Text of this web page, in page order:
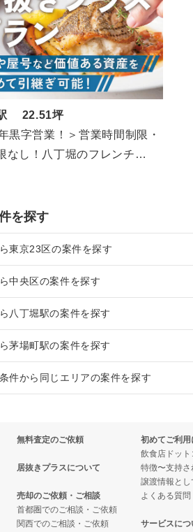
22.51坪
黒字営業！＞営業時間制限・
なし！八丁堀のフレンチ
を探す
東京23区の案件を探す
区のラーメンの居抜き売却物件の案件一
区のフランス料理の居抜き売却物件の案
区のイタリア料理の居抜き売却物件の案
区の中華の居抜き売却物件の案件一覧
区の寿司の居抜き売却物件の案件一覧
23区の焼肉の居抜き売却物件の案件一覧
23区の鉄板焼き・お好み焼の居抜き売却物
中央区の案件を探す
のラーメンの居抜き売却物件の案件一覧
のフランス料理の居抜き売却物件の案件
のイタリア料理の居抜き売却物件の案件
のそば・うどんの居抜き売却物件の案
区の寿司の居抜き売却物件の案件一覧
区の焼肉の居抜き売却物件の案件一覧
八丁堀駅の案件を探す
駅のフランス料理の居抜き売却物件の案
駅のイタリア料理の居抜き売却物件の案
駅のカフェの居抜き売却物件の案件一覧
堀駅の居酒屋・ダイニングバーの居抜き売
茅場町駅の案件を探す
駅のイタリア料理の居抜き売却物件の案
駅のアジア料理の居抜き売却物件の案
町駅のカフェの居抜き売却物件の案件一覧
町駅の居酒屋・ダイニングバーの居抜き売
件から同じエリアの案件を探す
の1階の飲食店の居抜き売却物件の案件
堀駅の1階の飲食店の居抜き売却物件の案
町駅の1階の飲食店の居抜き売却物件の案
無料査定のご依頼
居抜きプラスについて
売却のご依頼・ご相談
首都圏でのご相談・ご依頼
関西でのご相談・ご依頼
初めてご利
飲食店ドッ
特徴〜支持
譲渡情報と
よくある質問
サービスにつ